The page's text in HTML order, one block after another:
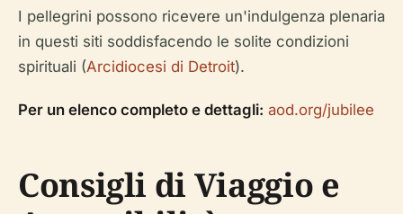
I pellegrini possono ricevere un'indulgenza plenaria
in questi siti soddisfacendo le solite condizioni
spirituali (Arcidiocesi di Detroit).
Per un elenco completo e dettagli: aod.org/jubilee
Consigli di Viaggio e